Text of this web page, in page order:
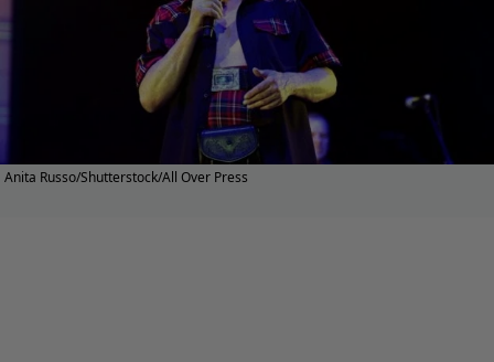
Anita Russo/Shutterstock/All Over Press